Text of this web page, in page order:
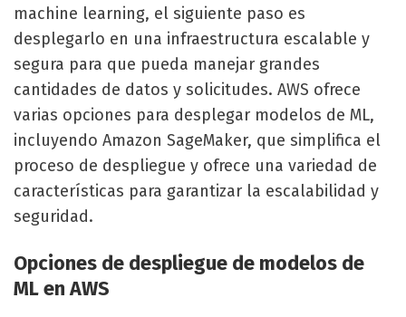
machine learning, el siguiente paso es
desplegarlo en una infraestructura escalable y
segura para que pueda manejar grandes
cantidades de datos y solicitudes. AWS ofrece
varias opciones para desplegar modelos de ML,
incluyendo Amazon SageMaker, que simplifica el
proceso de despliegue y ofrece una variedad de
características para garantizar la escalabilidad y
seguridad.
Opciones de despliegue de modelos de
ML en AWS